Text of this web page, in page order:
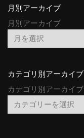
月別アーカイブ
月別アーカイブ
カテゴリ別アーカイブ
カテゴリ別アーカイブ